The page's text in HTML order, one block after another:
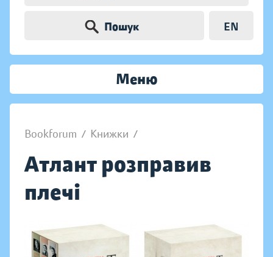
Пошук EN
Меню
Bookforum / Книжки /
Атлант розправив
плечі